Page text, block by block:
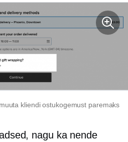
kliendi ostukogemust paremaks
nagu ka nende